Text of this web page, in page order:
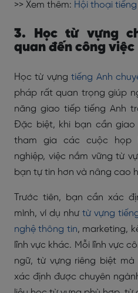
>> Xem thêm: Hội thoại
3. Học từ vựng
quan đến công việc
Học từ vựngtiếng Anh
pháp rất quan trọng giúp
năng giao tiếp tiếng Anh
Đặc biệt, khi bạn cần
tham gia các cuộc họp
nghiệp, việc nắm vững từ
bạn tự tin hơn và nâng cao
Trước tiên, bạn cần xác
mình, ví dụ như từ vựng
nghệ thông tin, marketing,
lĩnh vực khác. Mỗi lĩnh vực
ngữ, từ vựng riêng biệt
xác định được chuyên